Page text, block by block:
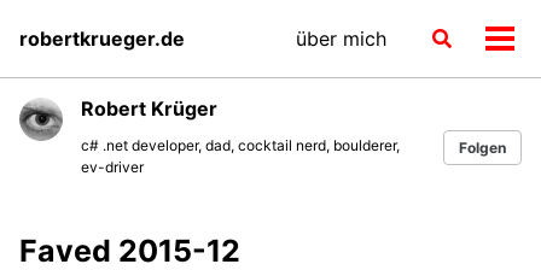
primary
navigation
content
footer
robertkrueger.de über mich
Toggle
Robert Krüger
c# .net developer, dad, cocktail nerd, boulderer,
ev-driver
Folgen
Faved 2015-12